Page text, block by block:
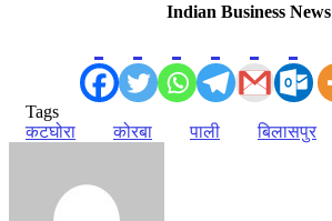
Indian Business News
Tags
कटघोरा
कोरबा पाली बिलासपुर